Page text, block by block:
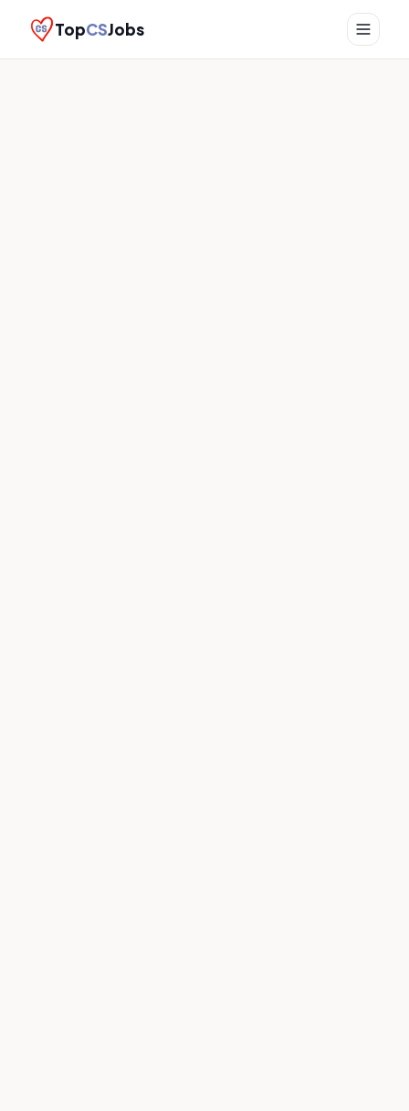
TopCSJobs